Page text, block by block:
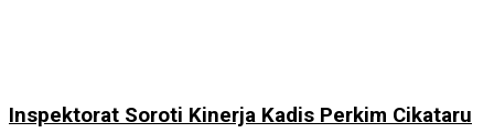
Inspektorat Soroti Kinerja Kadis Perkim Cikataru